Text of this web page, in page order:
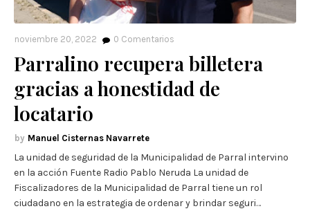
noviembre 20, 2022 0 Comentarios
Parralino recupera billetera
gracias a honestidad de
locatario
Manuel Cisternas Navarrete
La unidad de seguridad de la Municipalidad de Parral intervino
en la acción Fuente Radio Pablo Neruda La unidad de
Fiscalizadores de la Municipalidad de Parral tiene un rol
ciudadano en la estrategia de ordenar y brindar seguri…